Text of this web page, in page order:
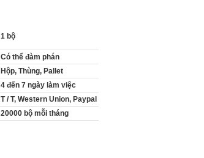
1 bộ
Có thể đàm phán
Hộp, Thùng, Pallet
4 đến 7 ngày làm việc
T / T, Western Union, Paypal
20000 bộ mỗi tháng